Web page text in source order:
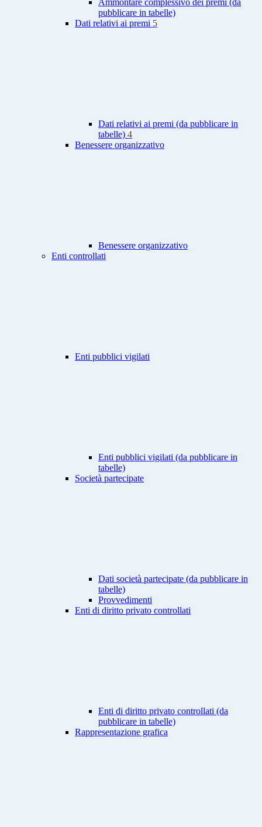
Ammontare complessivo dei premi (da
pubblicare in tabelle)
Dati relativi ai premi 5
Dati relativi ai premi (da pubblicare in
tabelle) 4
Benessere organizzativo
Benessere organizzativo
Enti controllati
Enti pubblici vigilati
Enti pubblici vigilati (da pubblicare in
tabelle)
Società partecipate
Dati società partecipate (da pubblicare in
tabelle)
Provvedimenti
Enti di diritto privato controllati
Enti di diritto privato controllati (da
pubblicare in tabelle)
Rappresentazione grafica